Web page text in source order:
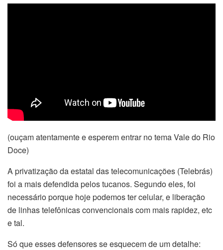
(ouçam atentamente e esperem entrar no tema Vale do Rio
Doce)
A privatização da estatal das telecomunicações (Telebrás)
foi a mais defendida pelos tucanos. Segundo eles, foi
necessário porque hoje podemos ter celular, e liberação
de linhas telefônicas convencionais com mais rapidez, etc
e tal.
Só que esses defensores se esquecem de um detalhe: